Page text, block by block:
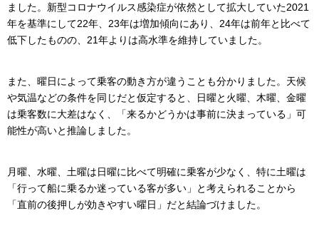
ました。新型コロナウイルス感染症が依然として拡大していた2021
年を基準にして22年、23年は増加傾向にあり、24年は前年と比べて
低下したものの、21年よりは高水準を維持していました。
また、曜日によって乗客の動き方が違うことも分かりました。天候
や気温などの条件を同じだと仮定すると、日曜と火曜、木曜、金曜
は乗客数に大差はなく、「来るかどうかは事前に決まっている」可
能性が高いと推論しました。
月曜、水曜、土曜は日曜に比べて明確に乗客が少なく、特に土曜は
「行って船に乗るか迷っている客が多い」と考えられることから
「直前の後押しが効きやすい曜日」だと結論づけました。